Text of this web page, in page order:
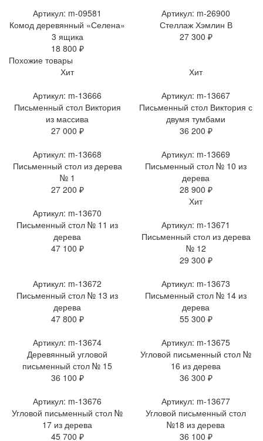
Артикул: m-09581
Комод деревянный «Селена»
3 ящика
18 800 ₽
Артикул: m-26900
Стеллаж Хэмлин В
27 300 ₽
Похожие товары
Хит
Артикул: m-13666
Письменный стол Виктория
из массива
27 000 ₽
Хит
Артикул: m-13667
Письменный стол Виктория с
двумя тумбами
36 200 ₽
Артикул: m-13668
Письменный стол из дерева
№ 1
27 200 ₽
Артикул: m-13669
Письменный стол № 10 из
дерева
28 900 ₽
Артикул: m-13670
Письменный стол № 11 из
дерева
47 100 ₽
Хит
Артикул: m-13671
Письменный стол из дерева
№ 12
29 300 ₽
Артикул: m-13672
Письменный стол № 13 из
дерева
47 800 ₽
Артикул: m-13673
Письменный стол № 14 из
дерева
55 300 ₽
Артикул: m-13674
Деревянный угловой
письменный стол № 15
36 100 ₽
Артикул: m-13675
Угловой письменный стол №
16 из дерева
36 300 ₽
Артикул: m-13676
Угловой письменный стол №
17 из дерева
45 700 ₽
Артикул: m-13677
Угловой письменный стол
№18 из дерева
36 100 ₽